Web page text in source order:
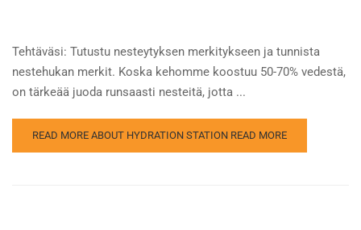
Tehtäväsi: Tutustu nesteytyksen merkitykseen ja tunnista
nestehukan merkit. Koska kehomme koostuu 50-70% vedestä,
on tärkeää juoda runsaasti nesteitä, jotta ...
READ MORE ABOUT HYDRATION STATION READ MORE